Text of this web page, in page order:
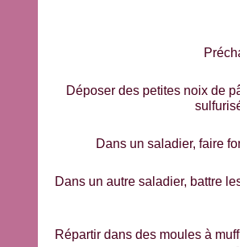
Déposer des petites noix de
Dans un saladier, faire
Dans un autre saladier, battre
Répartir dans des moules à